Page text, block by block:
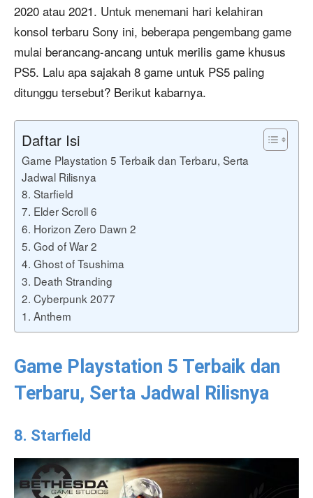
2020 atau 2021. Untuk menemani hari kelahiran
konsol terbaru Sony ini, beberapa pengembang game
mulai berancang-ancang untuk merilis game khusus
PS5. Lalu apa sajakah 8 game untuk PS5 paling
ditunggu tersebut? Berikut kabarnya.
Daftar Isi
Game Playstation 5 Terbaik dan Terbaru, Serta
Jadwal Rilisnya
8. Starfield
7. Elder Scroll 6
6. Horizon Zero Dawn 2
5. God of War 2
4. Ghost of Tsushima
3. Death Stranding
2. Cyberpunk 2077
1. Anthem
Game Playstation 5 Terbaik dan
Terbaru, Serta Jadwal Rilisnya
8. Starfield